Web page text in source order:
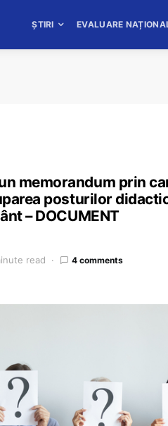
ȘTIRI EVALUARE
memorandum prin
posturilor
– DOCUMENT
read 4 comments